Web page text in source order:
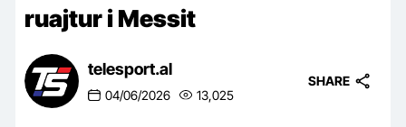
ruajtur i Messit
telesport.al
04/06/2026 13,025
SHARE